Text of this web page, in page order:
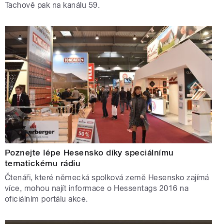
Tachově pak na kanálu 59.
Poznejte lépe Hesensko díky speciálnímu
tematickému rádiu
Čtenáři, které německá spolková země Hesensko zajímá
více, mohou najít informace o Hessentags 2016 na
oficiálním portálu akce.